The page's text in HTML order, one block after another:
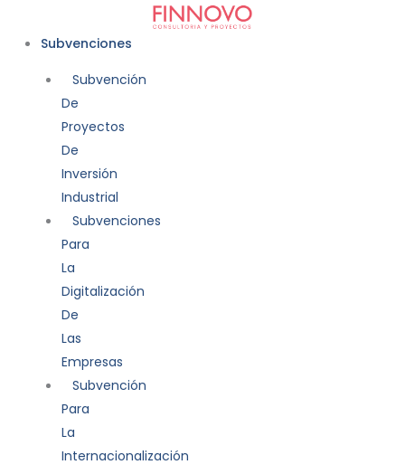
Subvenciones
Subvención
De
Proyectos
De
Inversión
Industrial
Subvenciones
Para
La
Digitalización
De
Las
Empresas
Subvención
Para
La
Internacionalización